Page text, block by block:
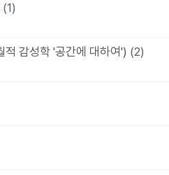
(1)
감성학 '공간에 대하여') (2)